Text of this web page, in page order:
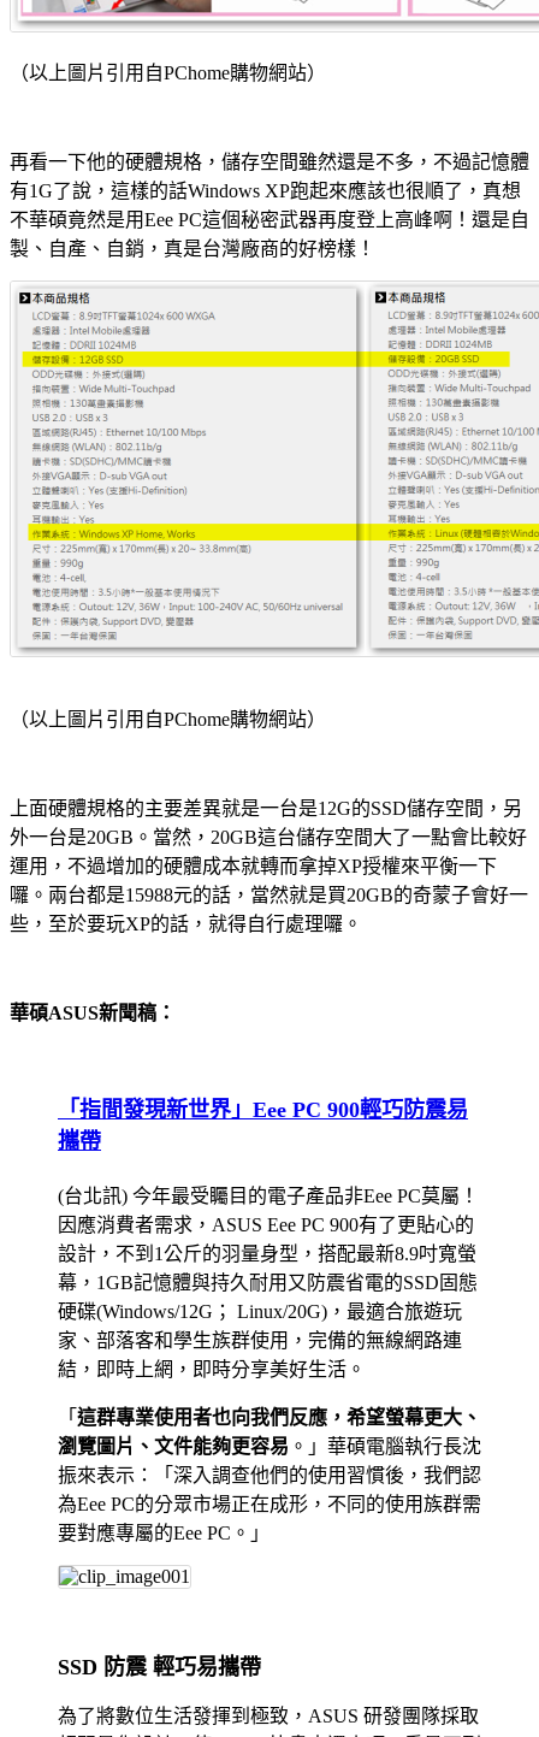
（以上圖片引用自PChome購物網站）
再看一下他的硬體規格，儲存空間雖然還是不多，不過記憶體
有1G了說，這樣的話Windows XP跑起來應該也很順了，真想
不華碩竟然是用Eee PC這個秘密武器再度登上高峰啊！還是自
製、自產、自銷，真是台灣廠商的好榜樣！
（以上圖片引用自PChome購物網站）
上面硬體規格的主要差異就是一台是12G的SSD儲存空間，另
外一台是20GB。當然，20GB這台儲存空間大了一點會比較好
運用，不過增加的硬體成本就轉而拿掉XP授權來平衡一下
囉。兩台都是15988元的話，當然就是買20GB的奇蒙子會好一
些，至於要玩XP的話，就得自行處理囉。
華碩ASUS新聞稿：
「指間發現新世界」Eee PC 900輕巧防震易
攜帶
(台北訊) 今年最受矚目的電子產品非Eee PC莫屬！
因應消費者需求，ASUS Eee PC 900有了更貼心的
設計，不到1公斤的羽量身型，搭配最新8.9吋寬螢
幕，1GB記憶體與持久耐用又防震省電的SSD固態
硬碟(Windows/12G； Linux/20G)，最適合旅遊玩
家、部落客和學生族群使用，完備的無線網路連
結，即時上網，即時分享美好生活。
「 這群專業使用者也向我們反應，希望螢幕更大、
瀏覽圖片、文件能夠更容易 。」華碩電腦執行長沈
振來表示：「深入調查他們的使用習慣後，我們認
為Eee PC的分眾市場正在成形，不同的使用族群需
要對應專屬的Eee PC。」
SSD 防震 輕巧易攜帶
為了將數位生活發揮到極致，ASUS 研發團隊採取